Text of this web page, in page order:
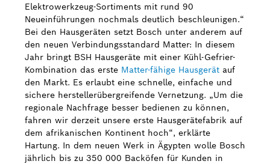
Elektrowerkzeug-Sortiments mit rund 90
Neueinführungen nochmals deutlich beschleunigen.“
Bei den Hausgeräten setzt Bosch unter anderem auf
den neuen Verbindungsstandard Matter: In diesem
Jahr bringt BSH Hausgeräte mit einer Kühl-Gefrier-
Kombination das erste Matter-fähige Hausgerät auf
den Markt. Es erlaubt eine schnelle, einfache und
sichere herstellerübergreifende Vernetzung. „Um die
regionale Nachfrage besser bedienen zu können,
fahren wir derzeit unsere erste Hausgerätefabrik auf
dem afrikanischen Kontinent hoch“, erklärte
Hartung. In dem neuen Werk in Ägypten wolle Bosch
jährlich bis zu 350 000 Backöfen für Kunden in